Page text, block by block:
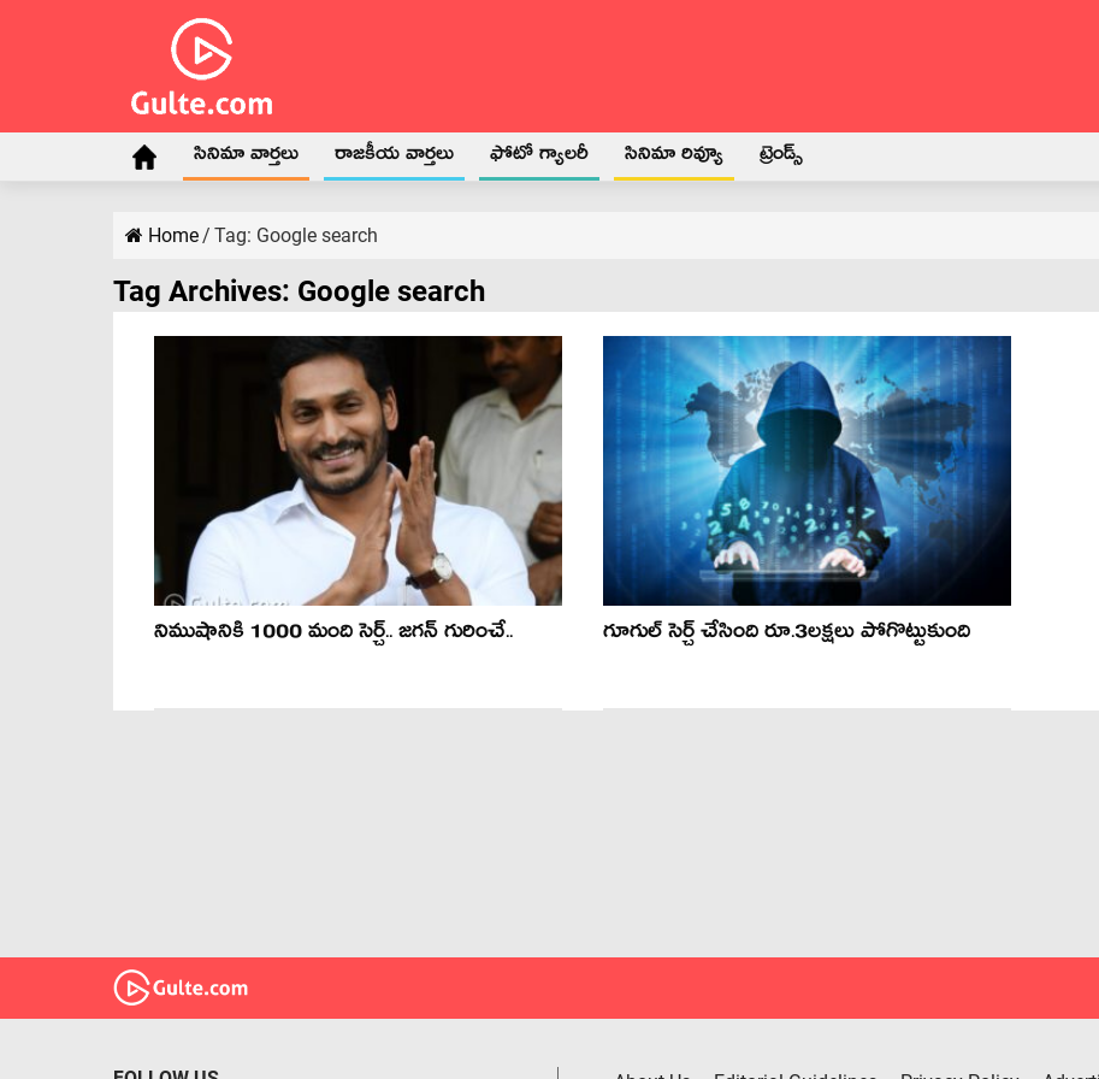
సినిమా వార్తలు రాజకీయ వార్తలు ఫోటో గ్యాలరీ సినిమా రివ్యూ ట్రెండ్స్
Home/ Tag: Google search
Tag Archives: Google search
నిముషానికి 1000 మంది సెర్చ్‌.. జ‌గ‌న్ గురించే.. గూగుల్ సెర్చ్ చేసింది రూ.3లక్షలు పోగొట్టుకుంది